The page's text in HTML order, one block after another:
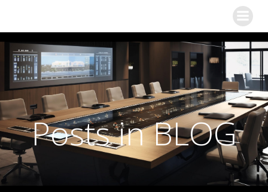
Posts in BLOG